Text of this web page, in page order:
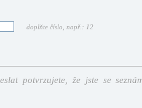
doplňte číslo, např.: 12
potvrzujete, že jste se